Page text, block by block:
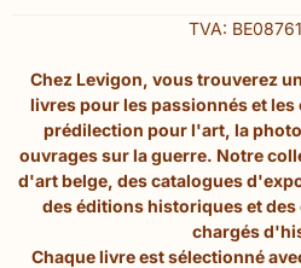
TVA:
Chez Levigon, vous trouverez
livres pour les passionnés et
prédilection pour l'art, la
ouvrages sur la guerre. Notre
d'art belge, des catalogues
des éditions historiques et
chargés
Chaque livre est sélectionné